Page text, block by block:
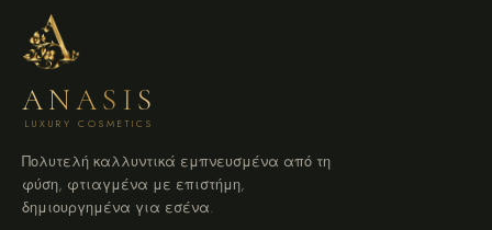
ANASIS
LUXURY COSMETICS
Πολυτελή καλλυντικά εμπνευσμένα από τη
φύση, φτιαγμένα με επιστήμη,
δημιουργημένα για εσένα.